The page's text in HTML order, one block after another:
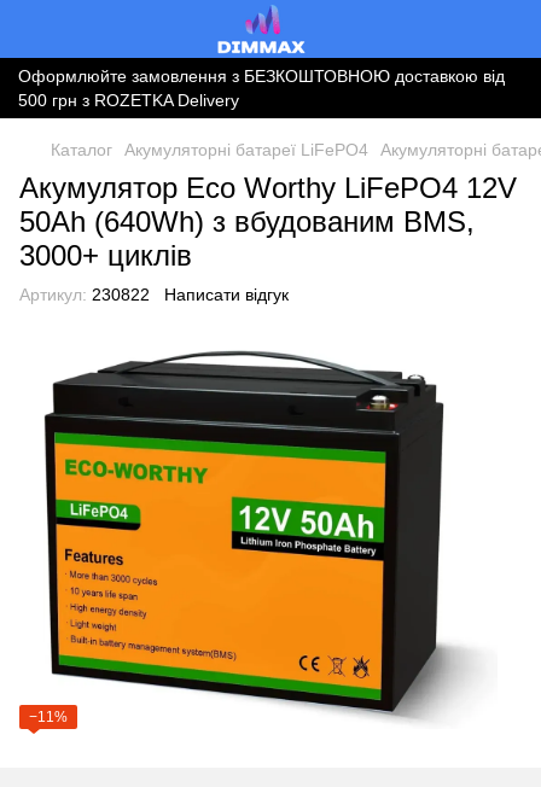
Оформлюйте замовлення з БЕЗКОШТОВНОЮ доставкою від
500 грн з ROZETKA Delivery
Каталог Акумуляторні батареї LiFePO4 Акумуляторні
Акумулятор Eco Worthy LiFePO4 12V
50Ah (640Wh) з вбудованим BMS,
3000+ циклів
Артикул: 230822 Написати відгук
−11%